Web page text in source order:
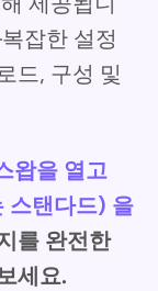
잡한 설정
드, 구성 및
왑을 열고
스탠다드) 을
를 완전한
세요.